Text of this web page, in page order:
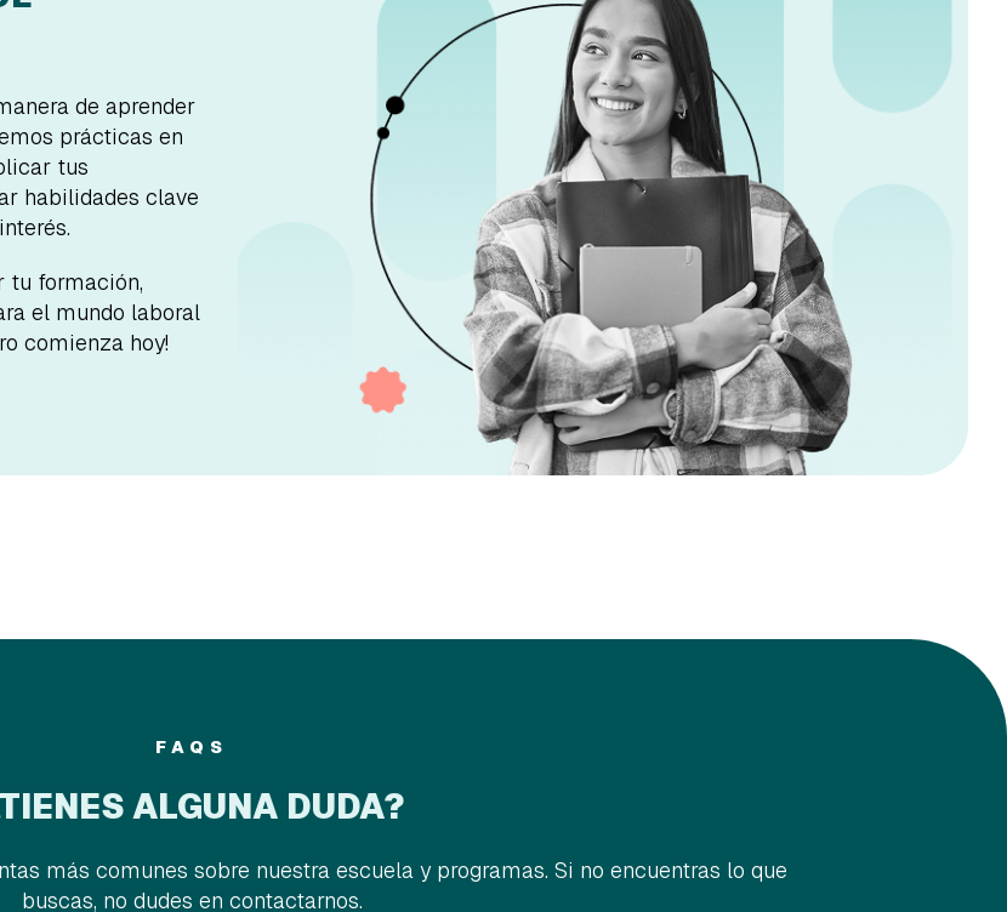
de aprender
prácticas en
tus
habilidades clave
tu formación,
el mundo laboral
comienza hoy!
FAQS
ALGUNA DUDA?
más comunes sobre nuestra escuela y programas. Si no encuentras lo que
buscas, no dudes en contactarnos.